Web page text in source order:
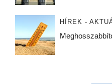
HÍREK -